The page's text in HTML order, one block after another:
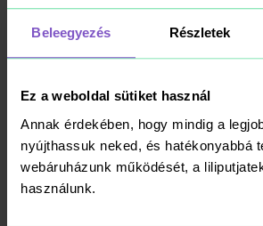
Beleegyezés Részletek
Ez a weboldal sütiket használ
Annak érdekében, hogy mindig a
nyújthassuk neked, és hatékonyabbá
webáruházunk működését, a
használunk.
RAKTÁRON
-11%
Fisher-